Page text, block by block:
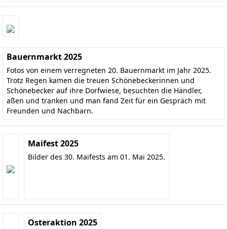
Bauernmarkt 2025
Fotos von einem verregneten 20. Bauernmarkt im Jahr 2025.
Trotz Regen kamen die treuen Schönebeckerinnen und
Schönebecker auf ihre Dorfwiese, besuchten die Händler,
aßen und tranken und man fand Zeit für ein Gespräch mit
Freunden und Nachbarn.
Maifest 2025
Bilder des 30. Maifests am 01. Mai 2025.
Osteraktion 2025